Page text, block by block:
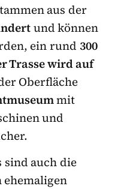
aus der
und können
ein rund 300
Trasse wird auf
Oberfläche
mit
und
sind auch die
ehemaligen